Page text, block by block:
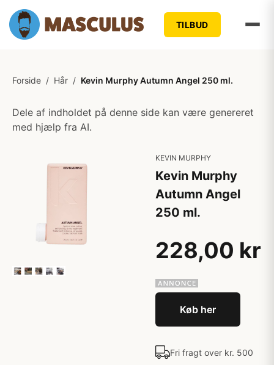
TILBUD
Forside / Hår / Kevin Murphy Autumn Angel 250 ml.
Dele af indholdet på denne side kan være genereret
med hjælp fra AI.
KEVIN MURPHY
Kevin Murphy
Autumn Angel
250 ml.
228,00 kr
Køb her
Fri fragt over kr. 500